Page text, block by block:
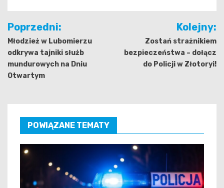
Nawigacja
wpisu
Poprzedni:
Młodzież w Lubomierzu
odkrywa tajniki służb
mundurowych na Dniu
Otwartym
Kolejny:
Zostań strażnikiem
bezpieczeństwa – dołącz
do Policji w Złotoryi!
POWIĄZANE TEMATY